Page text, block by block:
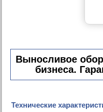
Выносливое
бизнеса.
Технические